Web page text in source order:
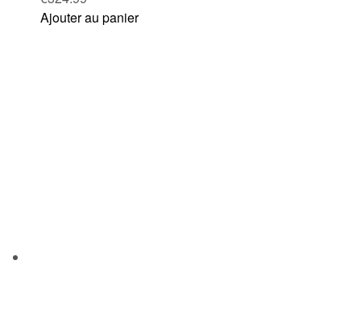
Ajouter au panier